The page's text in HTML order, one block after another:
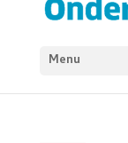
Menu